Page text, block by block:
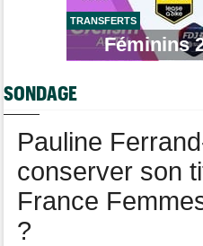
Tour de Burgos
Felix Gall : "Ma 1ère victoire
TRANSFERTS
Féminins
SONDAGE
Pauline
conserver son
France
?